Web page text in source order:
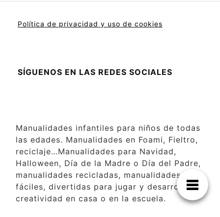
Política de privacidad y uso de cookies
SÍGUENOS EN LAS REDES SOCIALES
Manualidades infantiles para niños de todas
las edades. Manualidades en Foami, Fieltro,
reciclaje…Manualidades para Navidad,
Halloween, Día de la Madre o Día del Padre,
manualidades recicladas, manualidades
fáciles, divertidas para jugar y desarrollar la
creatividad en casa o en la escuela.